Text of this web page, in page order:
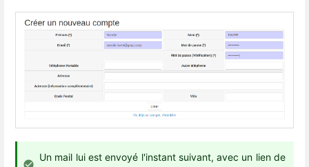
Un mail lui est envoyé l'instant suivant, avec un lien de